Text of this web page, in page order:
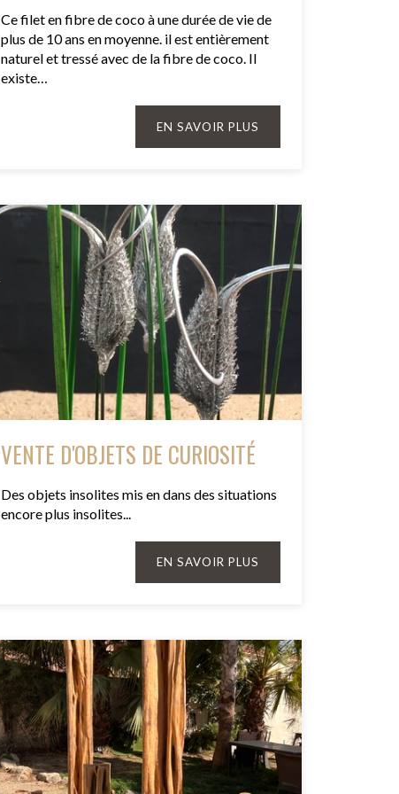
Ce filet en fibre de coco à une durée de vie de
plus de 10 ans en moyenne. il est entièrement
naturel et tressé avec de la fibre de coco. Il
existe…
EN SAVOIR PLUS
VENTE D'OBJETS DE CURIOSITÉ
Des objets insolites mis en dans des situations
encore plus insolites...
EN SAVOIR PLUS